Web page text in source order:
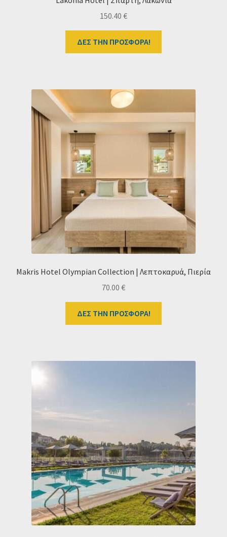
150.40 €
ΔΕΣ ΤΗΝ ΠΡΟΣΦΟΡΑ!
Makris Hotel Olympian Collection | Λεπτοκαρυά, Πιερία
70.00 €
ΔΕΣ ΤΗΝ ΠΡΟΣΦΟΡΑ!